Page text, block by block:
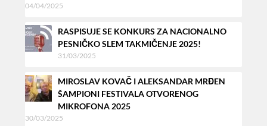
04/04/2025
RASPISUJE SE KONKURS ZA NACIONALNO
PESNIČKO SLEM TAKMIČENJE 2025!
31/03/2025
MIROSLAV KOVAČ I ALEKSANDAR MRĐEN
ŠAMPIONI FESTIVALA OTVORENOG
MIKROFONA 2025
30/03/2025